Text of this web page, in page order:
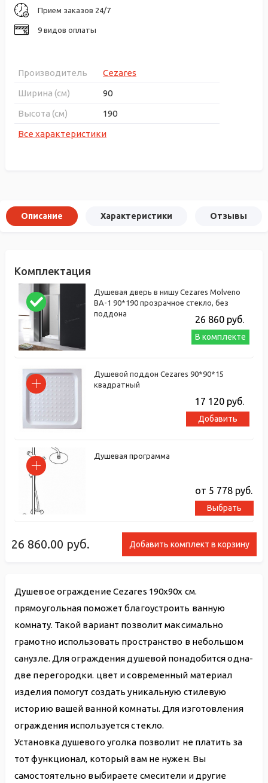
Прием заказов 24/7
9 видов оплаты
Производитель
Cezares
Ширина (см)
90
Высота (см)
190
Все характеристики
Описание Характеристики Отзывы
Комплектация
26 860.00 руб. Добавить комплект в корзину
Душевая дверь в нишу Cezares Molveno
BA-1 90*190 прозрачное стекло, без
поддона
26 860 руб.
В комплекте
Душевой поддон Cezares 90*90*15
квадратный
17 120 руб.
Добавить
Душевая программа
от 5 778 руб.
Выбрать
Душевое ограждение Cezares 190x90x см.
прямоугольная поможет благоустроить ванную
комнату. Такой вариант позволит максимально
грамотно использовать пространство в небольшом
санузле. Для ограждения душевой понадобится одна-
две перегородки. цвет и современный материал
изделия помогут создать уникальную стилевую
историю вашей ванной комнаты. Для изготовления
ограждения используется стекло.
Установка душевого уголка позволит не платить за
тот функционал, который вам не нужен. Вы
самостоятельно выбираете смесители и другие